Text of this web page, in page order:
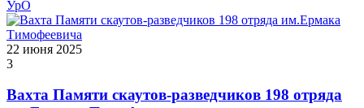
УрО
22 июня 2025
3
Вахта Памяти скаутов-разведчиков 198 отряда